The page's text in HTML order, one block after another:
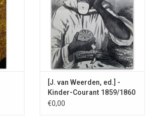
verhalen, anekdoten en
dichtstukjes, [...] raadsels,
charaden en logogryphen, enz.
enz."
[J. van Weerden, ed.] -
Kinder-Courant 1859/1860
€0,00